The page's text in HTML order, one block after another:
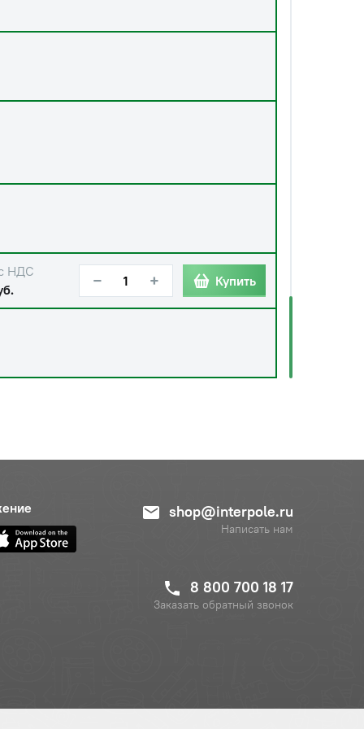
НДС
− + Купить
shop@interpole.ru
Написать нам
8 800 700 18 17
Заказать обратный звонок